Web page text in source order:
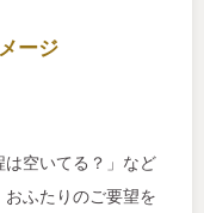
ージ
は空いてる？」など
ふたりのご要望を